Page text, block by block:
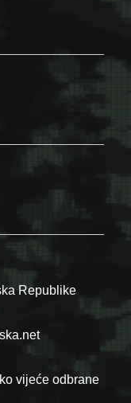
Republike
vijeće odbrane